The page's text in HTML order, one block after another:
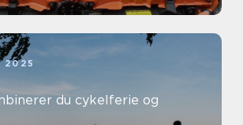
2025
du cykelferie og